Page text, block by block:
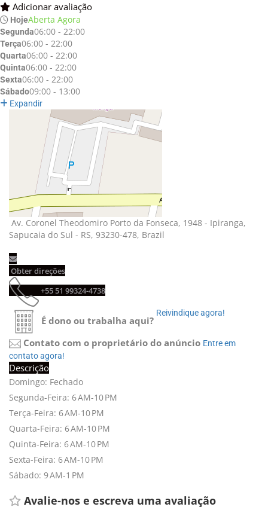
Adicionar avaliação
HojeAberta Agora
Segunda06:00 - 22:00
Terça06:00 - 22:00
Quarta06:00 - 22:00
Quinta06:00 - 22:00
Sexta06:00 - 22:00
Sábado09:00 - 13:00
Expandir
Av. Coronel Theodomiro Porto da Fonseca, 1948 - Ipiranga,
Sapucaia do Sul - RS, 93230-478, Brazil
Obter direções
+55 51 99324-4738
É dono ou trabalha aqui?
Reivindique agora!
Contato com o proprietário do anúncio Entre em
contato agora!
Descrição
Domingo: Fechado
Segunda-Feira: 6 AM-10 PM
Terça-Feira: 6 AM-10 PM
Quarta-Feira: 6 AM-10 PM
Quinta-Feira: 6 AM-10 PM
Sexta-Feira: 6 AM-10 PM
Sábado: 9 AM-1 PM
Avalie-nos e escreva uma avaliação